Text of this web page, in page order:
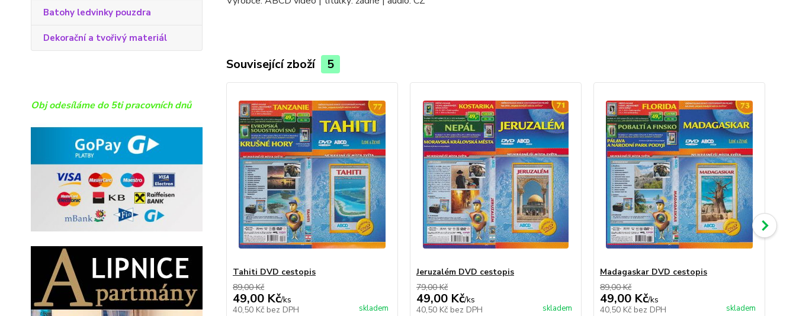
Batohy ledvinky pouzdra
Dekorační a tvořivý materiál
Obj odesíláme do 5ti pracovních dnů
Související zboží 5
Tahiti DVD cestopis
89,00 Kč
49,00 Kč/ks
40,50 Kč bez DPH skladem
Jeruzalém DVD cestopis
79,00 Kč
49,00 Kč/ks
40,50 Kč bez DPH skladem
Madagaskar DVD cestopis
89,00 Kč
49,00 Kč/ks
40,50 Kč bez DPH skladem